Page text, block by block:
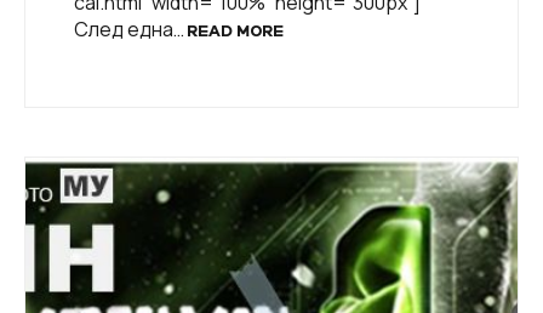
След една… READ MORE